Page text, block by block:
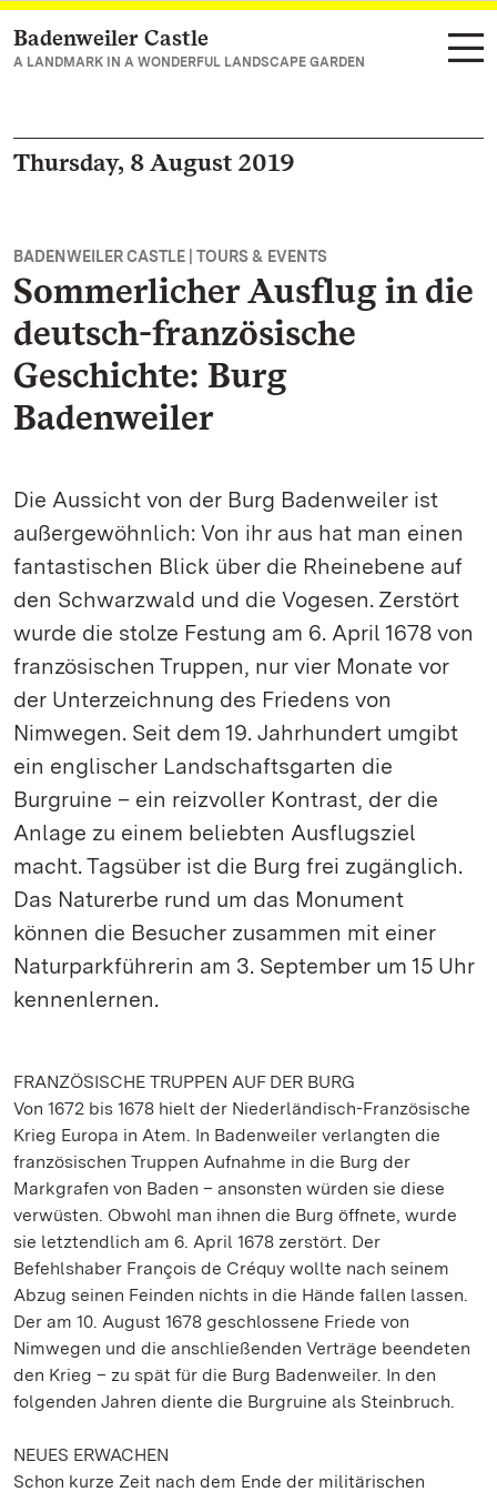
Navigate to main page
Badenweiler Castle
A LANDMARK IN A WONDERFUL LANDSCAPE GARDEN
Thursday, 8 August 2019
BADENWEILER CASTLE | TOURS & EVENTS
Sommerlicher Ausflug in die
deutsch-französische
Geschichte: Burg
Badenweiler
Die Aussicht von der Burg Badenweiler ist
außergewöhnlich: Von ihr aus hat man einen
fantastischen Blick über die Rheinebene auf
den Schwarzwald und die Vogesen. Zerstört
wurde die stolze Festung am 6. April 1678 von
französischen Truppen, nur vier Monate vor
der Unterzeichnung des Friedens von
Nimwegen. Seit dem 19. Jahrhundert umgibt
ein englischer Landschaftsgarten die
Burgruine – ein reizvoller Kontrast, der die
Anlage zu einem beliebten Ausflugsziel
macht. Tagsüber ist die Burg frei zugänglich.
Das Naturerbe rund um das Monument
können die Besucher zusammen mit einer
Naturparkführerin am 3. September um 15 Uhr
kennenlernen.
FRANZÖSISCHE TRUPPEN AUF DER BURG
Von 1672 bis 1678 hielt der Niederländisch-Französische
Krieg Europa in Atem. In Badenweiler verlangten die
französischen Truppen Aufnahme in die Burg der
Markgrafen von Baden – ansonsten würden sie diese
verwüsten. Obwohl man ihnen die Burg öffnete, wurde
sie letztendlich am 6. April 1678 zerstört. Der
Befehlshaber François de Créquy wollte nach seinem
Abzug seinen Feinden nichts in die Hände fallen lassen.
Der am 10. August 1678 geschlossene Friede von
Nimwegen und die anschließenden Verträge beendeten
den Krieg – zu spät für die Burg Badenweiler. In den
folgenden Jahren diente die Burgruine als Steinbruch.
NEUES ERWACHEN
Schon kurze Zeit nach dem Ende der militärischen